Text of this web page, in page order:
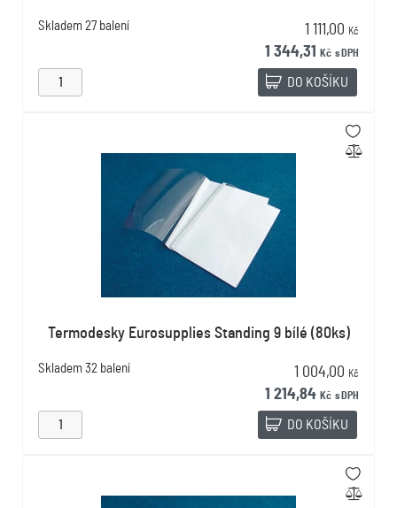
Skladem 27 balení 1 111,00 Kč
1 344,31 Kč s DPH
DO KOŠÍKU
Termodesky Eurosupplies Standing 9 bílé (80ks)
Skladem 32 balení 1 004,00 Kč
1 214,84 Kč s DPH
DO KOŠÍKU